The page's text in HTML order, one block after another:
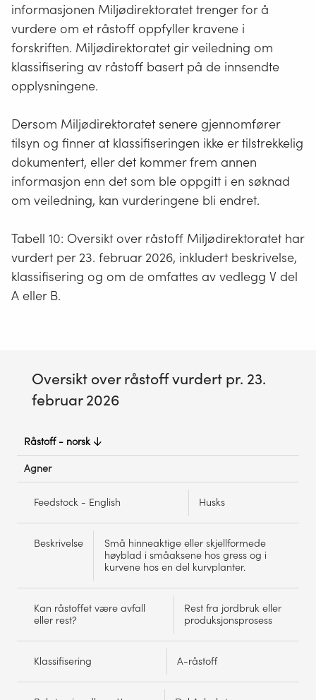
informasjonen Miljødirektoratet trenger for å
vurdere om et råstoff oppfyller kravene i
forskriften. Miljødirektoratet gir veiledning om
klassifisering av råstoff basert på de innsendte
opplysningene.
Dersom Miljødirektoratet senere gjennomfører
tilsyn og finner at klassifiseringen ikke er tilstrekkelig
dokumentert, eller det kommer frem annen
informasjon enn det som ble oppgitt i en søknad
om veiledning, kan vurderingene bli endret.
Tabell 10: Oversikt over råstoff Miljødirektoratet har
vurdert per 23. februar 2026, inkludert beskrivelse,
klassifisering og om de omfattes av vedlegg V del
A eller B.
Oversikt over råstoff vurdert pr. 23.
februar 2026
Oversikt
vurdert
23.
februar
2026
Råstoff - norsk
Agner
Feedstock - English Husks
Beskrivelse
Små hinneaktige eller skjellformede
høyblad i småaksene hos gress og i
kurvene hos en del kurvplanter.
Kan råstoffet være avfall
eller rest?
Rest fra jordbruk eller
produksjonsprosess
Klassifisering A-råstoff